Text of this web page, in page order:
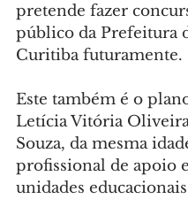
pretende fazer
público da Prefeitura
Curitiba futuramente.
Este também é o
Letícia Vitória
Souza, da mesma
profissional de apoio
unidades